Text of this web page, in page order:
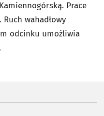
Prace
wahadłowy
odcinku umożliwia